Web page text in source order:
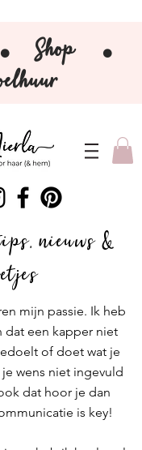
⚫️ Shop ⚫️
nieuws &
mijn passie. Ik heb
dat een kapper niet
of doet wat je
wens niet ingevuld
dat hoor je dan
is key!